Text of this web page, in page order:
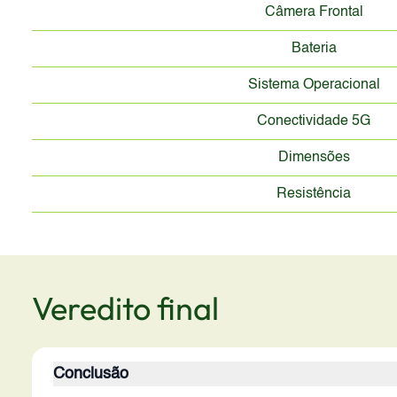
Câmera Frontal
Bateria
Sistema Operacional
Conectividade 5G
Dimensões
Resistência
Veredito final
Conclusão